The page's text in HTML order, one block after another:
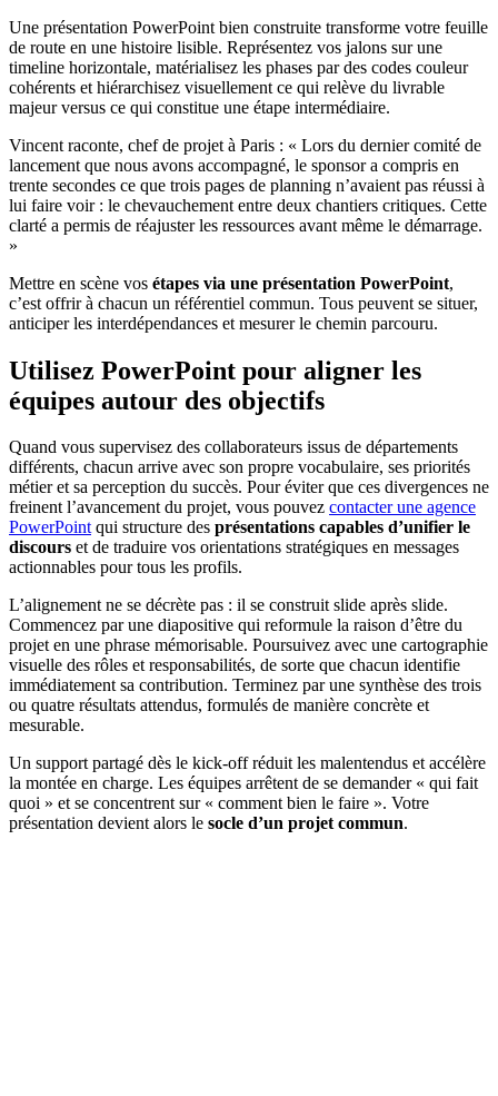
Une présentation PowerPoint bien construite transforme votre feuille
de route en une histoire lisible. Représentez vos jalons sur une
timeline horizontale, matérialisez les phases par des codes couleur
cohérents et hiérarchisez visuellement ce qui relève du livrable
majeur versus ce qui constitue une étape intermédiaire.
Vincent raconte, chef de projet à Paris : « Lors du dernier comité de
lancement que nous avons accompagné, le sponsor a compris en
trente secondes ce que trois pages de planning n’avaient pas réussi à
lui faire voir : le chevauchement entre deux chantiers critiques. Cette
clarté a permis de réajuster les ressources avant même le démarrage.
»
Mettre en scène vos étapes via une présentation PowerPoint,
c’est offrir à chacun un référentiel commun. Tous peuvent se situer,
anticiper les interdépendances et mesurer le chemin parcouru.
Utilisez PowerPoint pour aligner les
équipes autour des objectifs
Quand vous supervisez des collaborateurs issus de départements
différents, chacun arrive avec son propre vocabulaire, ses priorités
métier et sa perception du succès. Pour éviter que ces divergences ne
freinent l’avancement du projet, vous pouvez contacter une agence
PowerPointqui structure des présentations capables d’unifier le
discours et de traduire vos orientations stratégiques en messages
actionnables pour tous les profils.
L’alignement ne se décrète pas : il se construit slide après slide.
Commencez par une diapositive qui reformule la raison d’être du
projet en une phrase mémorisable. Poursuivez avec une cartographie
visuelle des rôles et responsabilités, de sorte que chacun identifie
immédiatement sa contribution. Terminez par une synthèse des trois
ou quatre résultats attendus, formulés de manière concrète et
mesurable.
Un support partagé dès le kick-off réduit les malentendus et accélère
la montée en charge. Les équipes arrêtent de se demander « qui fait
quoi » et se concentrent sur « comment bien le faire ». Votre
présentation devient alors le socle d’un projet commun.